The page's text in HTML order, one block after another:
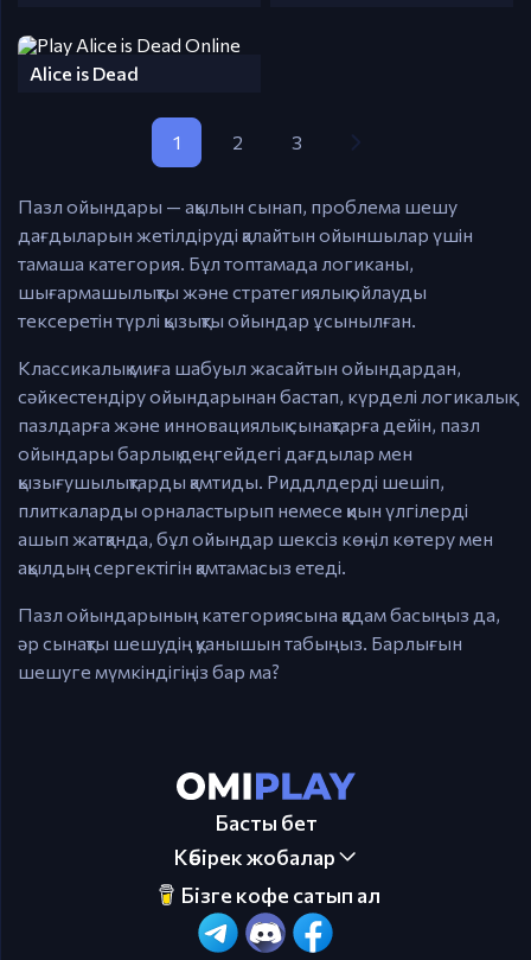
Alice is Dead
1 2 3
Пазл ойындары — ақылын сынап, проблема шешу
дағдыларын жетілдіруді қалайтын ойыншылар үшін
тамаша категория. Бұл топтамада логиканы,
шығармашылықты және стратегиялық ойлауды
тексеретін түрлі қызықты ойындар ұсынылған.
Классикалық миға шабуыл жасайтын ойындардан,
сәйкестендіру ойындарынан бастап, күрделі логикалық
пазлдарға және инновациялық сынақтарға дейін, пазл
ойындары барлық деңгейдегі дағдылар мен
қызығушылықтарды қамтиды. Риддлдерді шешіп,
плиткаларды орналастырып немесе қиын үлгілерді
ашып жатқанда, бұл ойындар шексіз көңіл көтеру мен
ақылдың сергектігін қамтамасыз етеді.
Пазл ойындарының категориясына қадам басыңыз да,
әр сынақты шешудің қуанышын табыңыз. Барлығын
шешуге мүмкіндігіңіз бар ма?
Басты бет
Көбірек жобалар
Бізге кофе сатып ал